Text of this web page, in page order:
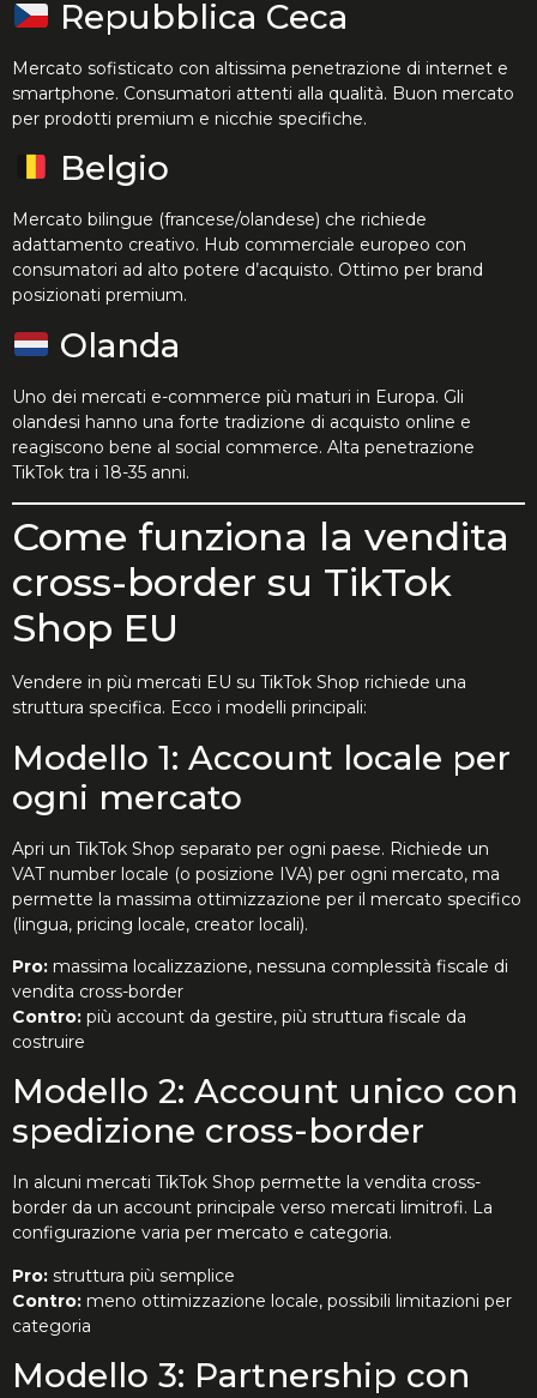
Repubblica Ceca
Mercato sofisticato con altissima penetrazione di internet e
smartphone. Consumatori attenti alla qualità. Buon mercato
per prodotti premium e nicchie specifiche.
Belgio
Mercato bilingue (francese/olandese) che richiede
adattamento creativo. Hub commerciale europeo con
consumatori ad alto potere d’acquisto. Ottimo per brand
posizionati premium.
Olanda
Uno dei mercati e-commerce più maturi in Europa. Gli
olandesi hanno una forte tradizione di acquisto online e
reagiscono bene al social commerce. Alta penetrazione
TikTok tra i 18-35 anni.
Come funziona la vendita
cross-border su TikTok
Shop EU
Vendere in più mercati EU su TikTok Shop richiede una
struttura specifica. Ecco i modelli principali:
Modello 1: Account locale per
ogni mercato
Apri un TikTok Shop separato per ogni paese. Richiede un
VAT number locale (o posizione IVA) per ogni mercato, ma
permette la massima ottimizzazione per il mercato specifico
(lingua, pricing locale, creator locali).
Pro: massima localizzazione, nessuna complessità fiscale di
vendita cross-border
Contro: più account da gestire, più struttura fiscale da
costruire
Modello 2: Account unico con
spedizione cross-border
In alcuni mercati TikTok Shop permette la vendita cross-
border da un account principale verso mercati limitrofi. La
configurazione varia per mercato e categoria.
Pro: struttura più semplice
Contro: meno ottimizzazione locale, possibili limitazioni per
categoria
Modello 3: Partnership con